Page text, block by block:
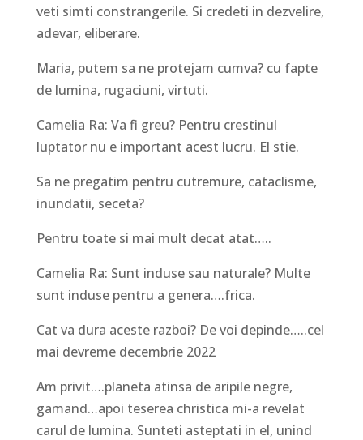
veti simti constrangerile. Si credeti in dezvelire,
adevar, eliberare.
Maria, putem sa ne protejam cumva? cu fapte
de lumina, rugaciuni, virtuti.
Camelia Ra: Va fi greu? Pentru crestinul
luptator nu e important acest lucru. El stie.
Sa ne pregatim pentru cutremure, cataclisme,
inundatii, seceta?
Pentru toate si mai mult decat atat…..
Camelia Ra: Sunt induse sau naturale? Multe
sunt induse pentru a genera….frica.
Cat va dura aceste razboi? De voi depinde…..cel
mai devreme decembrie 2022
Am privit….planeta atinsa de aripile negre,
gamand…apoi teserea christica mi-a revelat
carul de lumina. Sunteti asteptati in el, unind